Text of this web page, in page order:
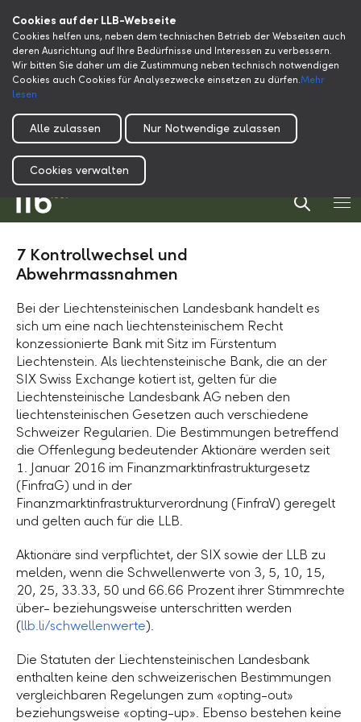
Cookies auf der LLB-Webseite
Cookies helfen uns, neben dem technischen Betrieb der Webseiten auch
deren Ausrichtung auf Ihre Bedürfnisse und Interessen zu verbessern.
Wir bitten Sie daher um die Zustimmung neben technisch notwendigen
Cookies auch Cookies für Analysezwecke einsetzen zu dürfen.Mehr
lesen
Alle zulassen Nur Notwendige zulassen
Cookies verwalten
7 Kontrollwechsel und
Abwehrmassnahmen
Bei der Liechtensteinischen Landesbank handelt es
sich um eine nach liechtensteinischem Recht
konzessionierte Bank mit Sitz im Fürstentum
Liechtenstein. Als liechtensteinische Bank, die an der
SIX Swiss Exchange kotiert ist, gelten für die
Liechtensteinische Landesbank AG neben den
liechtensteinischen Gesetzen auch verschiedene
Schweizer Regularien. Die Bestimmungen betreffend
die Offenlegung bedeutender Aktionäre werden seit
1. Januar 2016 im Finanzmarktinfrastrukturgesetz
(FinfraG) und in der
Finanzmarktinfrastrukturverordnung (FinfraV) geregelt
und gelten auch für die LLB.
Aktionäre sind verpflichtet, der SIX sowie der LLB zu
melden, wenn die Schwellenwerte von 3, 5, 10, 15,
20, 25, 33.33, 50 und 66.66 Prozentihrer Stimmrechte
über- beziehungsweise unterschritten werden
(llb.li/schwellenwerte).
Die Statuten der Liechtensteinischen Landesbank
enthalten keine den schweizerischen Bestimmungen
vergleichbaren Regelungen zum «opting-out»
beziehungsweise «opting-up». Ebenso bestehen keine